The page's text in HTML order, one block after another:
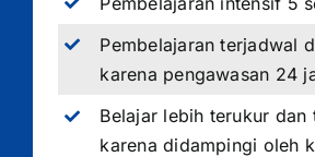
Pembelajaran terjadwal
karena pengawasan 24
Belajar lebih terukur dan
karena didampingi oleh